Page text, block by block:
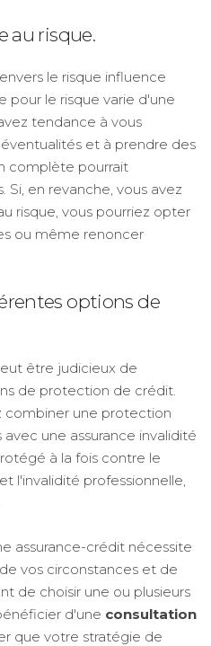
au risque.
le risque influence
pour le risque varie d'une
tendance à vous
et à prendre des
complète pourrait
Si, en revanche, vous avez
risque, vous pourriez opter
ou même renoncer
options de
être judicieux de
de protection de crédit.
combiner une protection
une assurance invalidité
à la fois contre le
l'invalidité professionnelle,
assurance-crédit nécessite
vos circonstances et de
de choisir une ou plusieurs
d'une consultation
que votre stratégie de